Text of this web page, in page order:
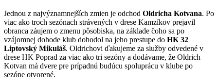
Jednou z najvýznamnejších zmien je odchod Oldricha Kotvana. Po
viac ako troch sezónach strávených v drese Kamzíkov prejavil
obranca záujem o zmenu pôsobiska, na základe čoho sa po
vzájomnej dohode klub dohodol na jeho prestupe do HK 32
Liptovský Mikuláš. Oldrichovi ďakujeme za služby odvedené v
drese HK Poprad za viac ako tri sezóny a dodávame, že Oldrich
Kotvan má dvere pre prípadnú budúcu spoluprácu v klube po
sezóne otvorené.